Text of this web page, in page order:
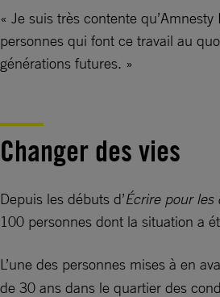
« Je suis très contente
personnes qui font ce travail au
générations futures. »
Changer des vies
Depuis les débuts d’Écrire pour les
100 personnes dont la situation a
L’une des personnes mises à en
de 30 ans dans le quartier des